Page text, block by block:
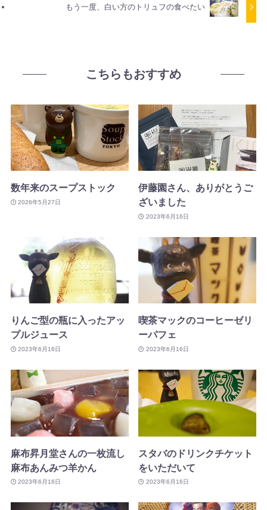
もう一度、白い方のトリュフの食べたい
こちらもおすすめ
数年来のスープストック
2026年5月27日
伊藤園さん、ありがとうご
ざいました
2023年6月16日
りんご型の瓶に入ったアッ
プルジュース
2023年6月16日
喫茶マックのコーヒーゼリ
ーパフェ
2023年6月16日
麻布昇月堂さんの一枚流し
麻布あんみつ羊かん
2023年6月16日
スタバのドリンクチケット
をいただいて
2023年6月16日